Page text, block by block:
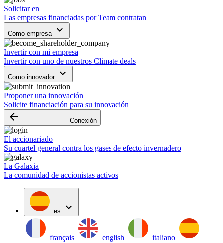
Solicitar en
Las empresas financiadas por Team contratan
Como empresa keyboard_arrow_down
Invertir con mi empresa
Invertir con uno de nuestros Climate deals
Como innovador keyboard_arrow_down
Proponer una innovación
Solicite financiación para su innovación
arrow_backward Conexión
El accionariado
Su cuartel general contra los gases de efecto invernadero
La Galaxia
La comunidad de accionistas activos
es expand_more
français english italiano